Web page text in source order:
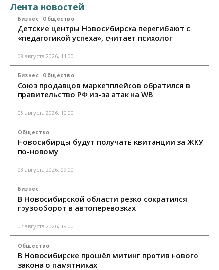
Лента новостей
Бизнес Общество
Детские центры Новосибирска перегибают с
«педагогикой успеха», считает психолог
08 августа 2026, 11:00
Бизнес Общество
Союз продавцов маркетплейсов обратился в
правительство РФ из-за атак на WB
08 августа 2026, 10:00
Общество
Новосибирцы будут получать квитанции за ЖКУ
по-новому
08 августа 2026, 09:00
Бизнес
В Новосибирской области резко сократился
грузооборот в автоперевозках
07 августа 2026, 19:00
Общество
В Новосибирске прошёл митинг против нового
закона о памятниках